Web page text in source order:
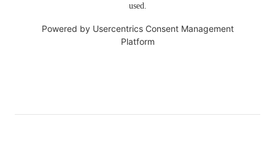
used.
Powered by Usercentrics Consent Management
Platform